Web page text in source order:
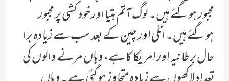
مجبور ہوگئے ہیں۔ لوگ آتم ہتیا اور خود کشی پر مجبور
ہوگئے ہیں۔ اٹلی اور چین کے بعد سب سے زیادہ برا
حال برطانیہ اور امریکا کا ہے، وہاں مرنے والوں کی